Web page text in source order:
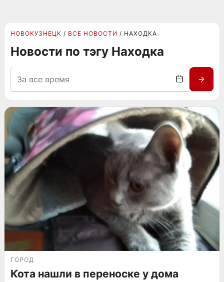
НОВОКУЗНЕЦК ВСЕ НОВОСТИ НАХОДКА
Новости по тэгу Находка
ГОРОД
Кота нашли в переноске у дома